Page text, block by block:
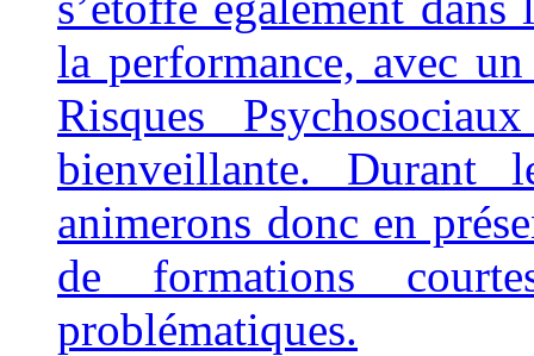
la performance, avec
Risques
bienveillante. Durant
animerons donc en
de formations
problématiques.